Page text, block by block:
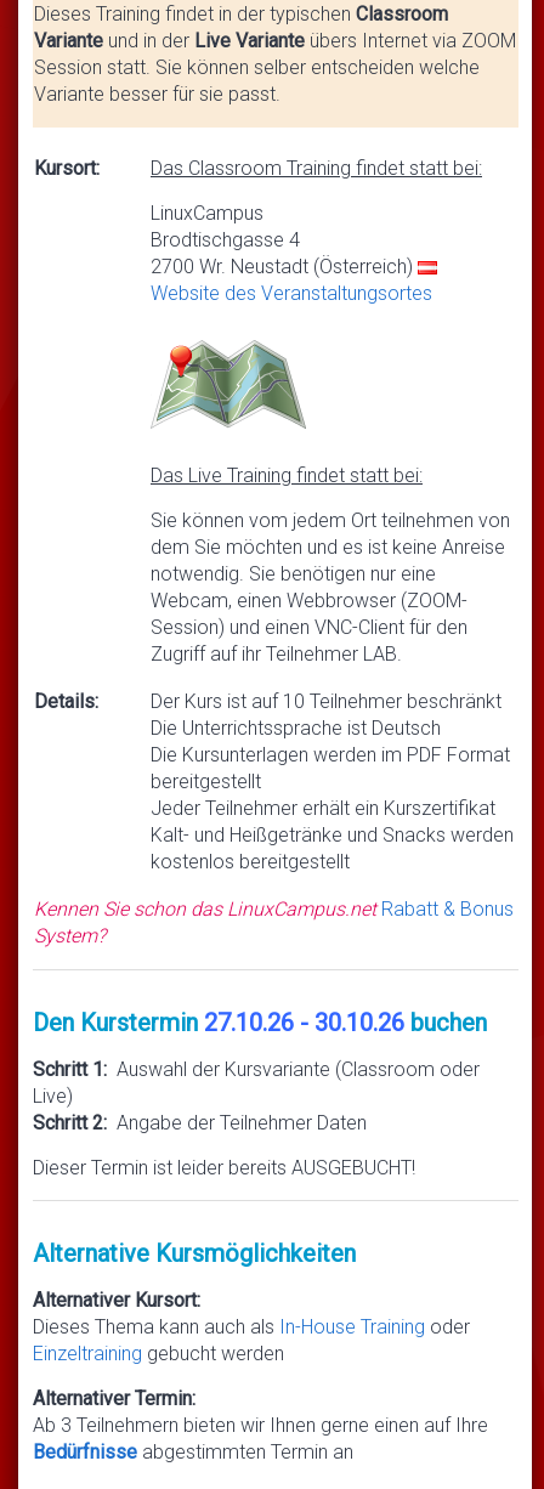
Dieses Training findet in der typischen Classroom
Variante und in der Live Variante übers Internet via ZOOM
Session statt. Sie können selber entscheiden welche
Variante besser für sie passt.
Kursort:
Das Classroom Training findet statt bei:
LinuxCampus
Brodtischgasse 4
2700 Wr. Neustadt (Österreich)
Website des Veranstaltungsortes
Das Live Training findet statt bei:
Sie können vom jedem Ort teilnehmen von
dem Sie möchten und es ist keine Anreise
notwendig. Sie benötigen nur eine
Webcam, einen Webbrowser (ZOOM-
Session) und einen VNC-Client für den
Zugriff auf ihr Teilnehmer LAB.
Details:
Der Kurs ist auf 10 Teilnehmer beschränkt
Die Unterrichtssprache ist Deutsch
Die Kursunterlagen werden im PDF Format
bereitgestellt
Jeder Teilnehmer erhält ein Kurszertifikat
Kalt- und Heißgetränke und Snacks werden
kostenlos bereitgestellt
Kennen Sie schon das LinuxCampus.netRabatt & Bonus
System?
Den Kurstermin 27.10.26 - 30.10.26 buchen
Schritt 1: Auswahl der Kursvariante (Classroom oder
Live)
Schritt 2: Angabe der Teilnehmer Daten
Dieser Termin ist leider bereits AUSGEBUCHT!
Alternative Kursmöglichkeiten
Alternativer Kursort:
Dieses Thema kann auch als In-House Training oder
Einzeltraining gebucht werden
Alternativer Termin:
Ab 3 Teilnehmern bieten wir Ihnen gerne einen auf Ihre
Bedürfnisse abgestimmten Termin an